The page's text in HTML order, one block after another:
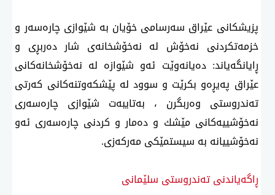
پزیشكانی عێراق سەرسامی خۆیان بە شێوازی چارەسەر و
خزمەتكردنی نەخۆش لە نەخۆشخانەی شار دەربڕی و
ڕایانگەیاند: دەیانەوێت ئەو شێوازە لە نەخۆشخانەكانی
عێراق پەیڕەو بكرێت و سوود لە پێشكەوتنەكانی كەرتی
تەندروستی وەربگرن ، بەتایبەت شێوازی چارەسەری
نەخۆشییەكانی مێشك و دەمار و كردنی چارەسەری ئەو
نەخۆشییانە بە سیستمێكی مەركەزی.
ڕاگەیاندنی تەندروستی سلێمانی